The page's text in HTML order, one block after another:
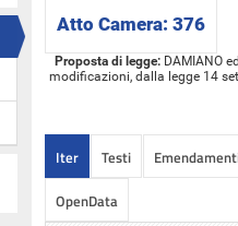
Atto Camera: 376
Proposta di legge: DAMIANO
modificazioni, dalla legge 14
Iter Testi
OpenData